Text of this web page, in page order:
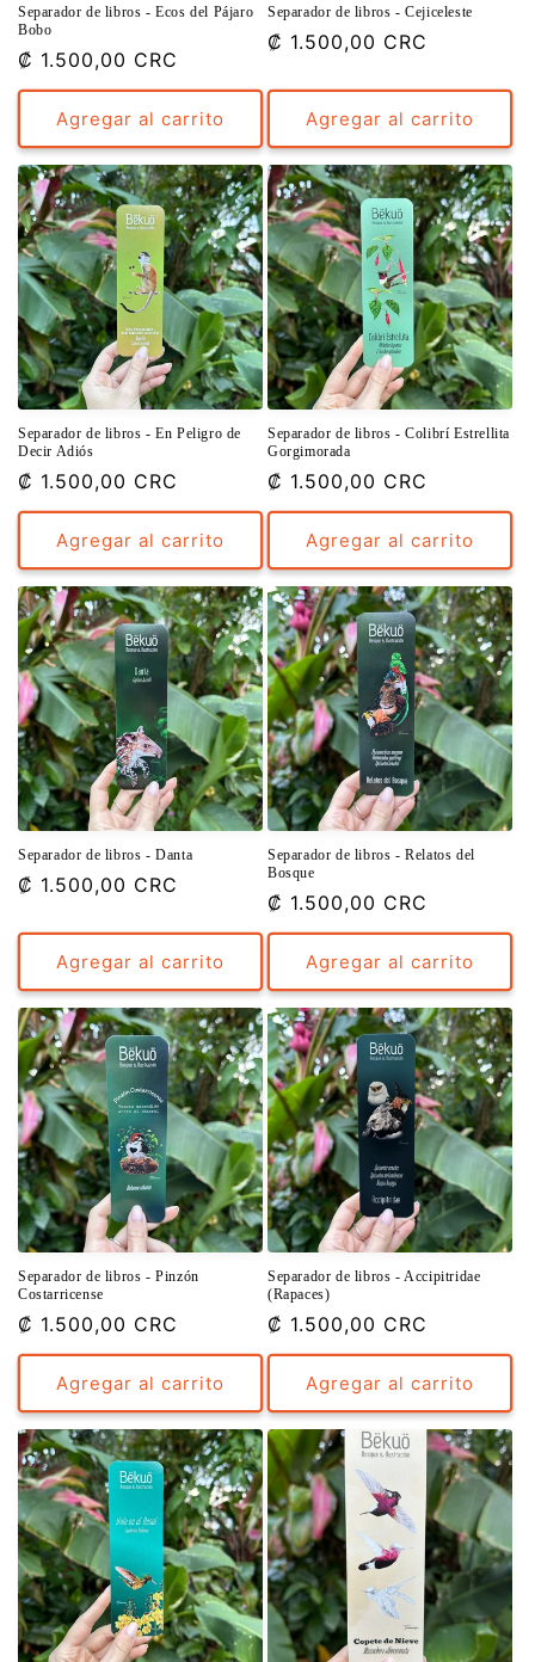
Separador de libros - Ecos del Pájaro
Bobo
Precio
habitual
₡ 1.500,00 CRC
Agregar al carrito
Separador de libros - Cejiceleste
Precio
₡ 1.500,00 CRC
Agregar al carrito
Separador de libros - En Peligro de
Decir Adiós
Precio
habitual
₡ 1.500,00 CRC
Agregar al carrito
Separador de libros - Colibrí Estrellita
Gorgimorada
Precio
habitual
₡ 1.500,00 CRC
Agregar al carrito
Separador de libros - Danta
Precio
₡ 1.500,00 CRC
Agregar al carrito
Separador de libros - Relatos del
Bosque
Precio
habitual
₡ 1.500,00 CRC
Agregar al carrito
Separador de libros - Pinzón
Costarricense
Precio
habitual
₡ 1.500,00 CRC
Agregar al carrito
Separador de libros - Accipitridae
(Rapaces)
Precio
habitual
₡ 1.500,00 CRC
Agregar al carrito